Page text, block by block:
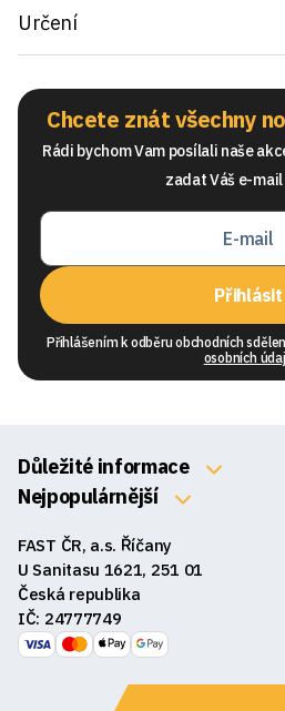
Určení
Chcete znát všechny
Rádi bychom Vam posílali naše
zadat Váš e-mail
Přihlásit
Přihlášením k odběru obchodních
osobních
Důležité informace
O nás
Obchodní podmínky
Reklamace a vrácení zboží
GDPR
Nejpopulárnější
Myši
Sluchátka
Reproduktory
Podložky pod myš
FAST ČR, a.s. Říčany
U Sanitasu 1621, 251 01
Česká republika
IČ: 24777749